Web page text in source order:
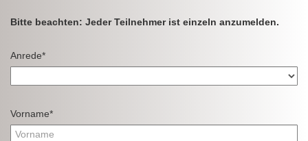
Bitte beachten: Jeder Teilnehmer ist einzeln anzumelden.
Anrede*
Vorname*